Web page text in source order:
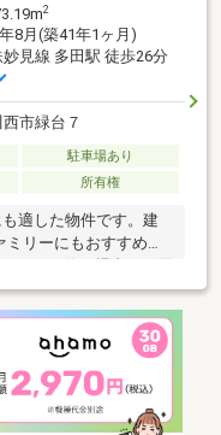
2
8月(築41年1ヶ月)
見線 多田駅 徒歩26分
市緑台７
駐車場あり
所有権
適した物件です。建
リーにもおすすめの
以上のLDKで家族とゆ
買い物に時間をかけず
件です。ここでご紹介